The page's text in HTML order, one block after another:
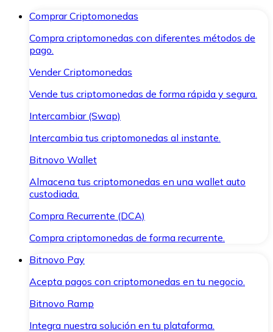
Comprar Criptomonedas
Compra criptomonedas con diferentes métodos de
pago.
Vender Criptomonedas
Vende tus criptomonedas de forma rápida y segura.
Intercambiar (Swap)
Intercambia tus criptomonedas al instante.
Bitnovo Wallet
Almacena tus criptomonedas en una wallet auto
custodiada.
Compra Recurrente (DCA)
Compra criptomonedas de forma recurrente.
Bitnovo Pay
Acepta pagos con criptomonedas en tu negocio.
Bitnovo Ramp
Integra nuestra solución en tu plataforma.